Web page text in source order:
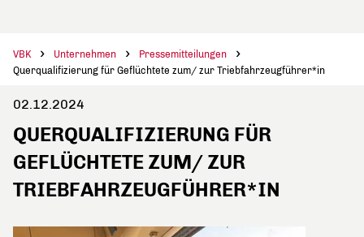
VBK Unternehmen
Pressemitteilungen
Querqualifizierung für Geflüchtete zum/ zur Triebfahrzeugführer*in
02.12.2024
QUERQUALIFIZIERUNG FÜR
GEFLÜCHTETE ZUM/ ZUR
TRIEBFAHRZEUGFÜHRER*IN